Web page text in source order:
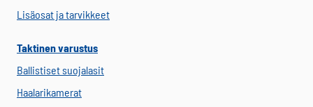
Lisäosat ja tarvikkeet
Taktinen varustus
Ballistiset suojalasit
Haalarikamerat